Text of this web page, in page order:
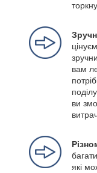
вам
ви
які